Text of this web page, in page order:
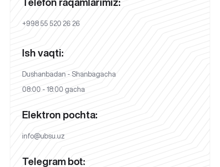
+998 55 520 26 26
Ish vaqti:
Dushanbadan - Shanbagacha
08:00 - 18:00 gacha
Elektron pochta:
info@ubsu.uz
Telegram bot: